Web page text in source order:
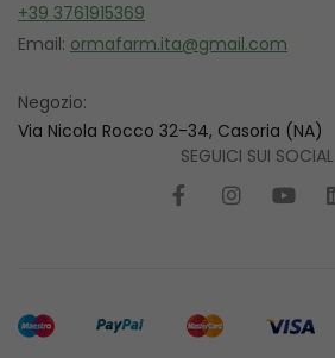
+39 3761915369
Email: ormafarm.ita@gmail.com
Negozio:
Via Nicola Rocco 32-34, Casoria (NA)
SEGUICI SUI SOCIAL